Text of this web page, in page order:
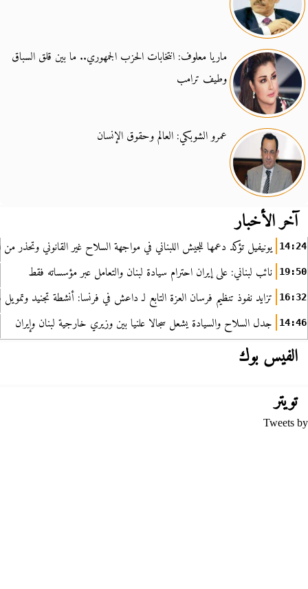
ماريا معلوف: انتخابات الحزب الجمهوري.. ما بين قلق السباق
وطيف ترامب
عمرو الشوبكي: العالم وحقوق الإنسان
آخر الأخبار
14:24 يونيفيل تؤكد دعمها للجيش اللبناني في مواجهة السلاح غير القانوني وتحذر من
19:50 نائب لبناني: على إيران احترام سيادة لبنان والتعامل عبر مؤسساته فقط
16:32 تزايد نفوذ تنظيم فرسان العزة التابع لـ داعش في فرنسا: أنشطة تجنيد
14:46 جدل السلاح والسيادة يشعل سجالا علنيا بين وزيري خارجية لبنان وإيران
الفيس بوك
تويتر
Tweets by